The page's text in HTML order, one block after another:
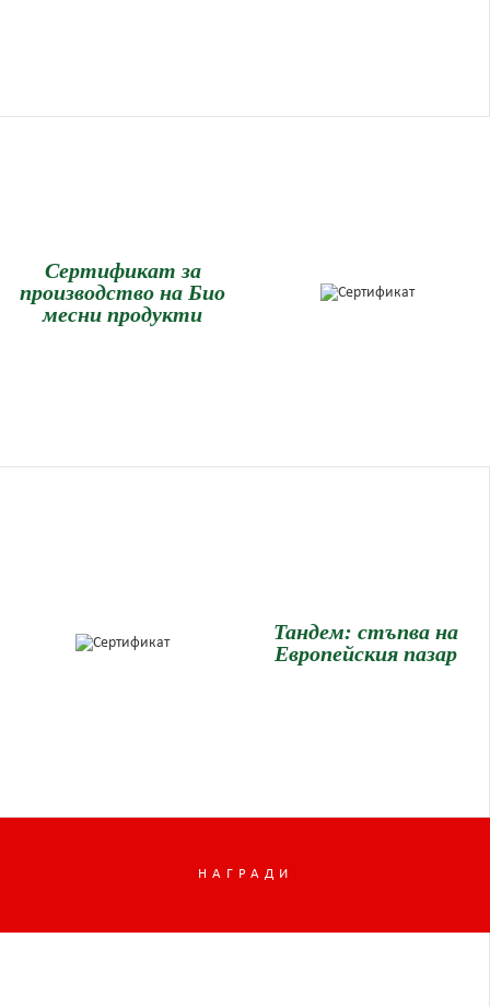
Сертификат за
производство на Био
месни продукти
Тандем: стъпва на
Европейския пазар
НАГРАДИ